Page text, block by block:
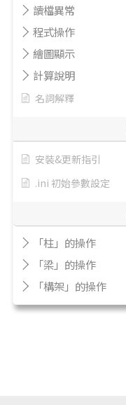
讀檔異常
程式操作
繪圖顯示
計算說明
名詞解釋
安裝&更新指引
.ini 初始參數設定
「柱」的操作
「梁」的操作
「構架」的操作